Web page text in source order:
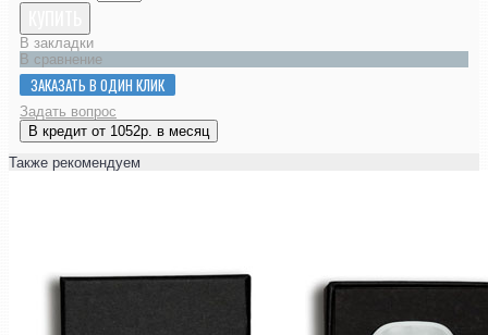
В закладки
В сравнение
ЗАКАЗАТЬ В ОДИН КЛИК
Задать вопрос
В кредит от 1052р. в месяц
Также рекомендуем